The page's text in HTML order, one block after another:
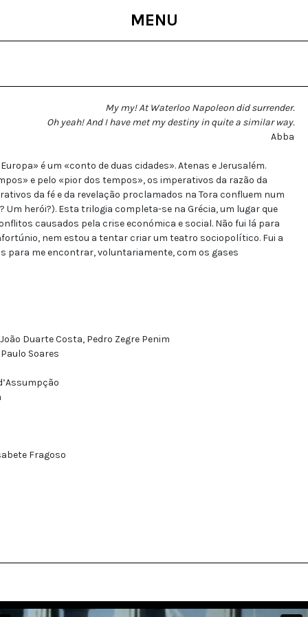
MENU
My my! At Waterloo Napoleon did surrender.
Oh yeah! And I have met my destiny in quite a similar way.
Abba
é um «conto de duas cidades». Atenas e Jerusalém.
e pelo «pior dos tempos», os imperativos da razão da
da fé e da revelação proclamados na Tora confluem num
Um herói?). Esta trilogia completa-se na Grécia, um lugar que
causados pela crise económica e social. Não fui lá para
nem estou a tentar criar um teatro sociopolítico. Fui a
para me encontrar, voluntariamente, com os gases
Duarte Costa, Pedro Zegre Penim
Soares
Fragoso